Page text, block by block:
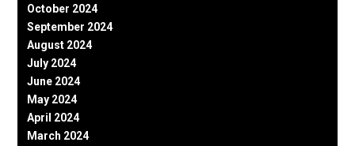
October 2024
September 2024
August 2024
July 2024
June 2024
May 2024
April 2024
March 2024